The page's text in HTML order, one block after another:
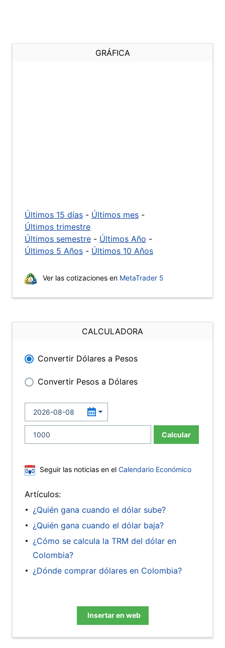
GRÁFICA
Últimos 15 días - Últimos mes -
Últimos trimestre
Últimos semestre - Últimos Año -
Últimos 5 Años - Últimos 10 Años
Ver las cotizaciones en MetaTrader 5
CALCULADORA
Convertir Dólares a Pesos
Convertir Pesos a Dólares
Calcular
Seguir las noticias en el Calendario Económico
Artículos:
¿Quién gana cuando el dólar sube?
¿Quién gana cuando el dólar baja?
¿Cómo se calcula la TRM del dólar en
Colombia?
¿Dónde comprar dólares en Colombia?
Insertar en web